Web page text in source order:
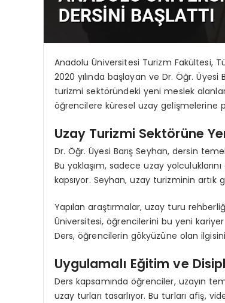
Anadolu Üniversitesi Turizm Fakültesi,
2020 yılında başlayan ve Dr. Öğr.
turizmi sektöründeki yeni meslek
öğrencilere küresel uzay gelişmelerine
Uzay Turizmi Sektörüne
Dr. Öğr. Üyesi Barış Seyhan, dersin
Bu yaklaşım, sadece uzay
kapsıyor. Seyhan, uzay turizminin
Yapılan araştırmalar, uzay turu
Üniversitesi, öğrencilerini bu yeni
Ders, öğrencilerin gökyüzüne olan
Uygulamalı Eğitim ve
Ders kapsamında öğrenciler, uzayın
uzay turları tasarlıyor. Bu turları afiş,